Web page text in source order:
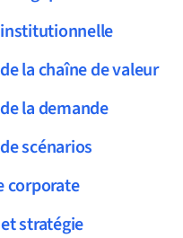
la chaîne de valeur
la demande
scénarios
corporate
stratégie